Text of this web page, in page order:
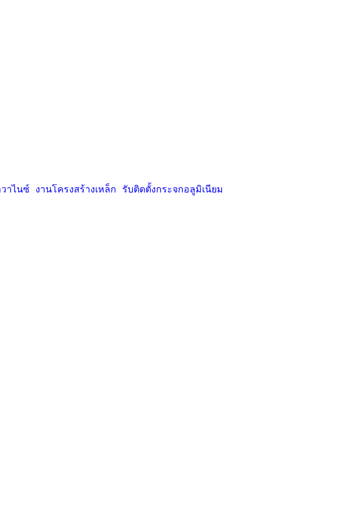
าไนซ์ งานโครงสร้างเหล็ก รับติดตั้งกระจกอลูมิเนียม